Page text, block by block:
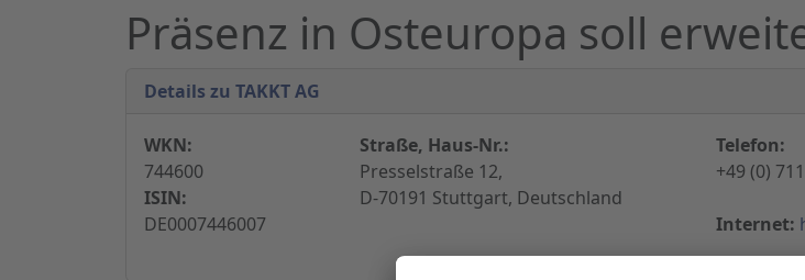
Präsenz in Osteuropa soll
Details zu TAKKT AG
WKN:
744600
ISIN:
DE0007446007
Straße, Haus-Nr.:
Presselstraße 12,
D-70191 Stuttgart, Deutschland
Telefon:
+49 (0)
Internet: